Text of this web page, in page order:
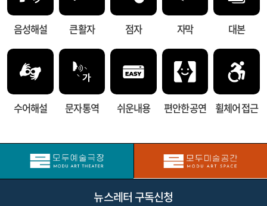
음성해설 큰 활자 점자 자막 대본
수어해설 문자 통역 쉬운내용 편안한 공연 휠체어 접근
뉴스레터 구독신청